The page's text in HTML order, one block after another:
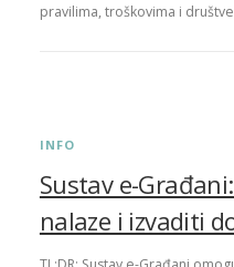
pravilima, troškovima i
INFO
Sustav e-
nalaze i izvaditi